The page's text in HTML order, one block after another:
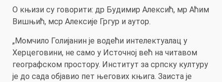
О књизи су говорити: др Будимир Алексић, мр Аћим
Вишњић, мср Алексије Гргур и аутор.
„Момчило Голијанин је водећи интелектуалац у
Херцеговини, не само у Источној већ на читавом
географском простору. Институт за српску културу
је до сада објавио пет његових књига. Заиста је